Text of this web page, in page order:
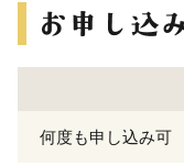
何度も申し込み可